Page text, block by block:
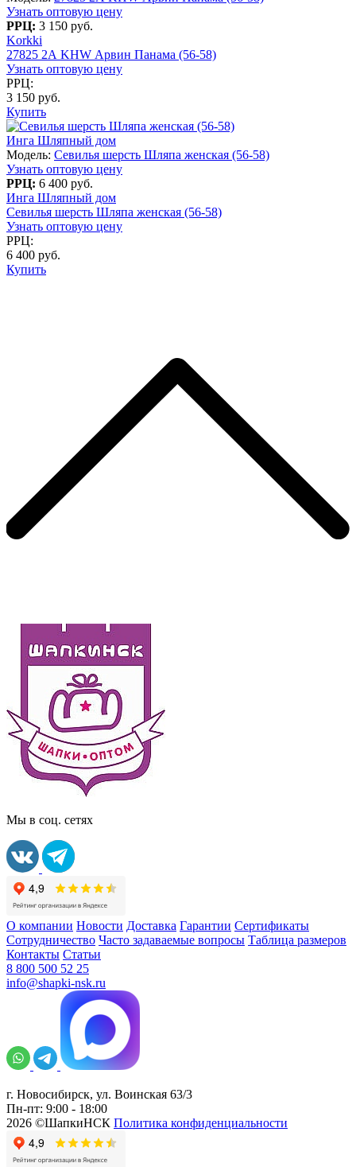
Узнать оптовую цену
РРЦ: 3 150 руб.
Korkki
27825 2А KHW Арвин Панама (56-58)
Узнать оптовую цену
РРЦ:
3 150 руб.
Купить
Инга Шляпный дом
Модель: Севилья шерсть Шляпа женская (56-58)
Узнать оптовую цену
РРЦ: 6 400 руб.
Инга Шляпный дом
Севилья шерсть Шляпа женская (56-58)
Узнать оптовую цену
РРЦ:
6 400 руб.
Купить
Мы в соц. сетях
О компании Новости Доставка Гарантии Сертификаты
Сотрудничество Часто задаваемые вопросы Таблица размеров
Контакты Статьи
8 800 500 52 25
info@shapki-nsk.ru
г. Новосибирск, ул. Воинская 63/3
Пн-пт: 9:00 - 18:00
2026 ©ШапкиНСК Политика конфиденциальности